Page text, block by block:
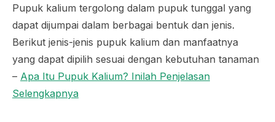
Pupuk kalium tergolong dalam pupuk tunggal yang
dapat dijumpai dalam berbagai bentuk dan jenis.
Berikut jenis-jenis pupuk kalium dan manfaatnya
yang dapat dipilih sesuai dengan kebutuhan tanaman
– Apa Itu Pupuk Kalium? Inilah Penjelasan
Selengkapnya